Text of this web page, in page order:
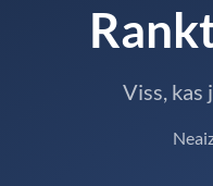
Viss, kas